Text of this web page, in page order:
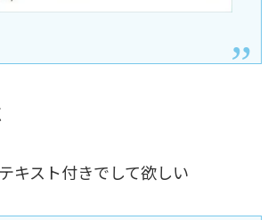
キスト付きでして欲しい